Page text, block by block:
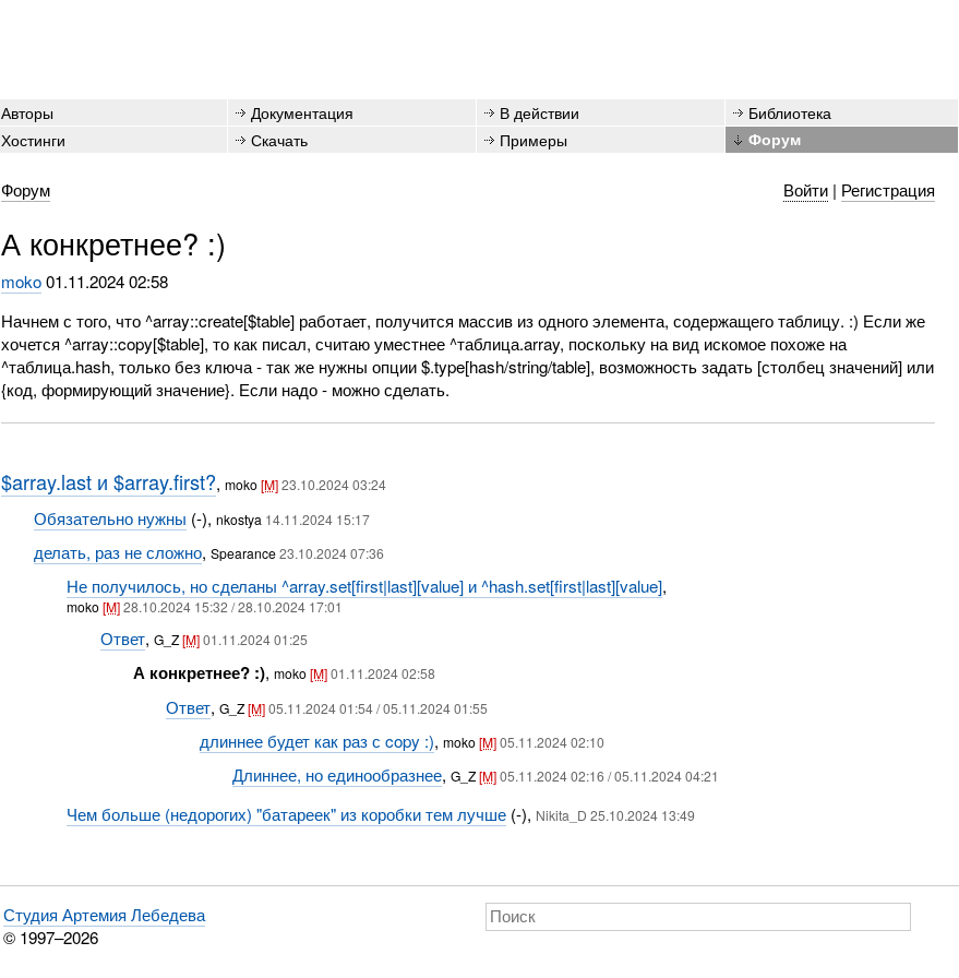
Авторы Документация В действии
Библиотека
Хостинги Скачать Примеры Форум
Форум Войти| Регистрация
А конкретнее? :)
moko 01.11.2024 02:58
Начнем с того, что ^array::create[$table] работает, получится массив из одного элемента, содержащего таблицу. :) Если же
хочется ^array::copy[$table], то как писал, считаю уместнее ^таблица.array, поскольку на вид искомое похоже на
^таблица.hash, только без ключа - так же нужны опции $.type[hash/string/table], возможность задать [столбец значений] или
{код, формирующий значение}. Если надо - можно сделать.
$array.last и $array.first?, moko[M] 23.10.2024 03:24
Обязательно нужны (-), nkostya 14.11.2024 15:17
делать, раз не сложно, Spearance23.10.2024 07:36
Не получилось, но сделаны ^array.set[first|last][value] и ^hash.set[first|last][value],
moko[M]28.10.2024 15:32 / 28.10.2024 17:01
Ответ, G_Z[M]01.11.2024 01:25
А конкретнее? :),moko[M]01.11.2024 02:58
Ответ,G_Z[M] 05.11.2024 01:54 / 05.11.2024 01:55
длиннее будет как раз с copy :), moko[M]05.11.2024 02:10
Длиннее, но единообразнее,G_Z[M]05.11.2024 02:16 / 05.11.2024 04:21
Чем больше (недорогих) "батареек" из коробки тем лучше (-), Nikita_D 25.10.2024 13:49
Студия Артемия Лебедева
© 1997–2026